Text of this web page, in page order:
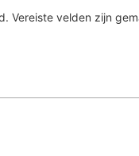
Vereiste velden zijn